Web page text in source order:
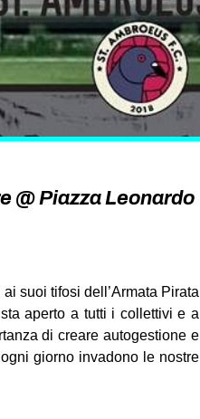
@ Piazza Leonardo
suoi tifosi dell’Armata Pirata
aperto a tutti i collettivi e a
di creare autogestione e
giorno invadono le nostre